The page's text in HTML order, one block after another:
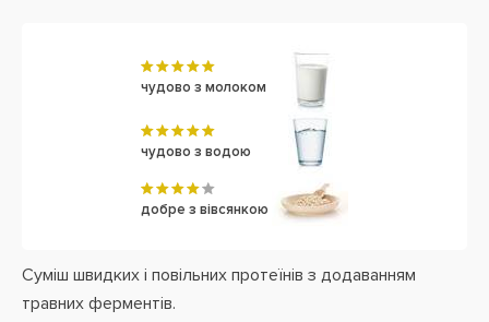
чудово з молоком
чудово з водою
добре з вівсянкою
Суміш швидких і повільних протеїнів з додаванням
травних ферментів.